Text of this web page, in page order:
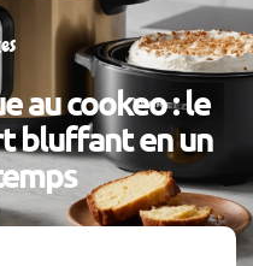
au cookeo : le
bluffant en un